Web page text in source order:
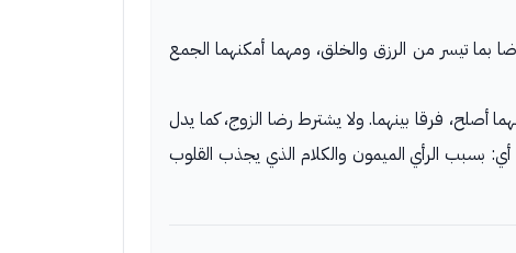
بما تيسر من الرزق والخلق، ومهما أمكنهما الجمع
أصلح، فرقا بينهما. ولا يشترط رضا الزوج، كما يدل
أي: بسبب الرأي الميمون والكلام الذي يجذب القلوب